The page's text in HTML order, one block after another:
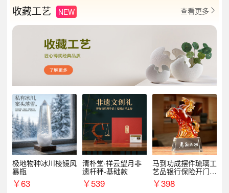
收藏工艺 NEW 查看更多 
极地物种冰川棱镜风
暴瓶
￥63
清朴堂·祥云望月非
遗杆秤-基础款
￥539
马到功成摆件琉璃工
艺品银行保险开门红
周年庆典伴手礼表彰
礼品
￥398